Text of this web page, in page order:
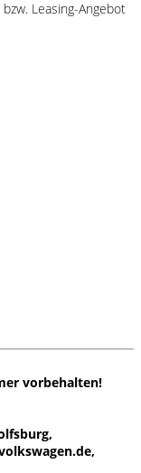
Leasing-Angebot
vorbehalten!